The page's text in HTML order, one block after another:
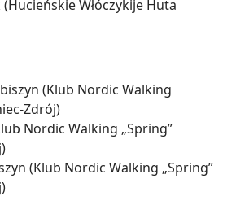
(Hucieńskie Włóczykije Huta
(Klub Nordic Walking
Zdrój)
Nordic Walking „Spring”
(Klub Nordic Walking „Spring”